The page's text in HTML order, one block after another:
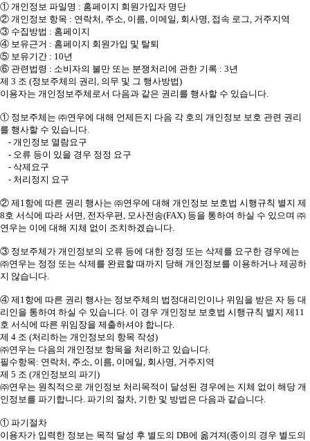
① 개인정보 파일명 : 홈페이지 회원가입자 명단
② 개인정보 항목 : 연락처, 주소, 이름, 이메일, 회사명, 접속 로그, 거주지역
③ 수집방법 : 홈페이지
④ 보유근거 : 홈페이지 회원가입 및 탈퇴
⑤ 보유기간 : 10년
⑥ 관련법령 : 소비자의 불만 또는 분쟁처리에 관한 기록 : 3년
제 3 조 (정보주체의 권리, 의무 및 그 행사방법)
이용자는 개인정보주체로서 다음과 같은 권리를 행사할 수 있습니다.
① 정보주체는 ㈜연우에 대해 언제든지 다음 각 호의 개인정보 보호 관련 권리
를 행사할 수 있습니다.
- 개인정보 열람요구
- 오류 등이 있을 경우 정정 요구
- 삭제요구
- 처리정지 요구
② 제1항에 따른 권리 행사는 ㈜연우에 대해 개인정보 보호법 시행규칙 별지 제
8호 서식에 따라 서면, 전자우편, 모사전송(FAX) 등을 통하여 하실 수 있으며 ㈜
연우는 이에 대해 지체 없이 조치하겠습니다.
③ 정보주체가 개인정보의 오류 등에 대한 정정 또는 삭제를 요구한 경우에는
㈜연우는 정정 또는 삭제를 완료할 때까지 당해 개인정보를 이용하거나 제공하
지 않습니다.
④ 제1항에 따른 권리 행사는 정보주체의 법정대리인이나 위임을 받은 자 등 대
리인을 통하여 하실 수 있습니다. 이 경우 개인정보 보호법 시행규칙 별지 제11
호 서식에 따른 위임장을 제출하셔야 합니다.
제 4 조 (처리하는 개인정보의 항목 작성)
㈜연우는 다음의 개인정보 항목을 처리하고 있습니다.
필수항목: 연락처, 주소, 이름, 이메일, 회사명, 거주지역
제 5 조 (개인정보의 파기)
㈜연우는 원칙적으로 개인정보 처리목적이 달성된 경우에는 지체 없이 해당 개
인정보를 파기합니다. 파기의 절차, 기한 및 방법은 다음과 같습니다.
① 파기절차
이용자가 입력한 정보는 목적 달성 후 별도의 DB에 옮겨져(종이의 경우 별도의